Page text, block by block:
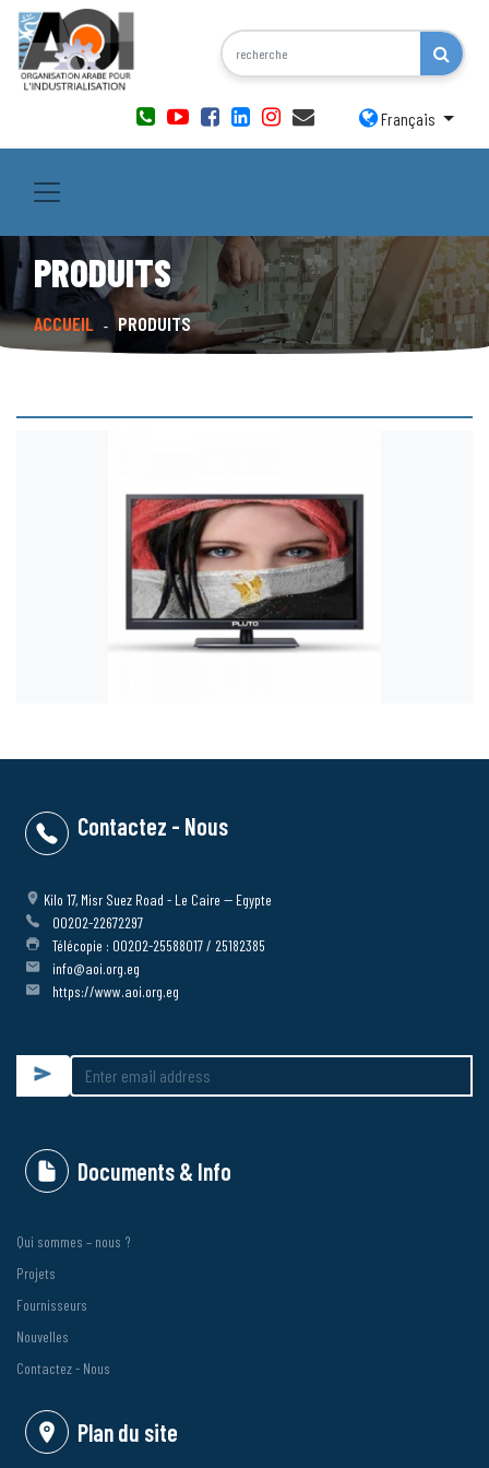
Français
PRODUITS
ACCUEIL - PRODUITS
Contactez - Nous
Kilo 17, Misr Suez Road - Le Caire -- Egypte
00202-22672297
Télécopie : 00202-25588017 / 25182385
info@aoi.org.eg
https://www.aoi.org.eg
Submit
Documents & Info
Qui sommes – nous ?
Projets
Fournisseurs
Nouvelles
Contactez - Nous
Plan du site